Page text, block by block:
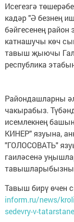
Исегезгә
кадәр "Ә безнең
бәйгесенең
катнашучы көч
тавыш җыючы
республика
Райондашларны
чакырабыз.
исемлекнең
КИНЕР" язуына,
"ГОЛОСОВАТЬ"
гаиләсенә
Тавыш бирү өчен
inform.ru/news/
sedevry-v-